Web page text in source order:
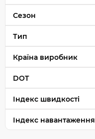
Сезон
Тип
Країна виробник
DOT
Індекс швидкості
Індекс навантаження